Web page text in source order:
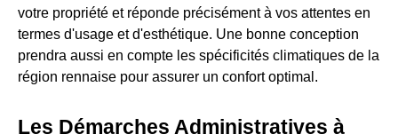
votre propriété et réponde précisément à vos attentes en
termes d'usage et d'esthétique. Une bonne conception
prendra aussi en compte les spécificités climatiques de la
région rennaise pour assurer un confort optimal.
Les Démarches Administratives à